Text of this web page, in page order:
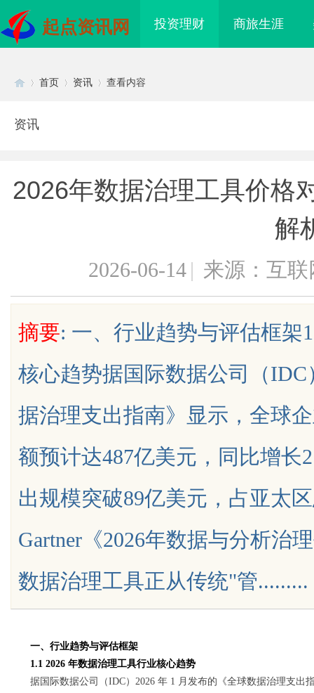
起点资讯网 投资理财 商旅生涯
uz
首页 资讯 查看内容
资讯
2026年数据治理工具价格
解
2026-06-14 | 来源：互联
摘要: 一、行业趋势与评估框架
核心趋势据国际数据公司（
据治理支出指南》显示，全球
额预计达487亿美元，同比增长
出规模突破89亿美元，占亚太
Gartner《2026年数据与分析治
数据治理工具正从传统"管.........
一、行业趋势与评估框架
1.1 2026 年数据治理工具行业核心趋势
据国际数据公司（IDC）2026 年 1 月发布的《全球数据治理支
司董事长陈世超 代材料革命